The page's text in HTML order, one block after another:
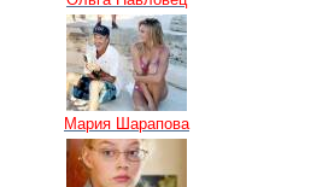
Мария Шарапова